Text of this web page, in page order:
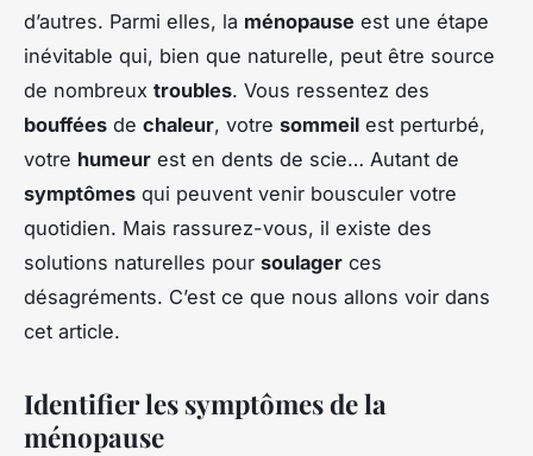
d’autres. Parmi elles, la ménopause est une étape
inévitable qui, bien que naturelle, peut être source
de nombreux troubles. Vous ressentez des
bouffées de chaleur, votre sommeil est perturbé,
votre humeur est en dents de scie… Autant de
symptômes qui peuvent venir bousculer votre
quotidien. Mais rassurez-vous, il existe des
solutions naturelles pour soulager ces
désagréments. C’est ce que nous allons voir dans
cet article.
Identifier les symptômes de la
ménopause